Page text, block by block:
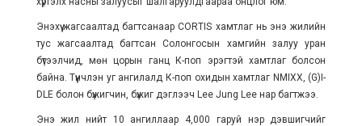
Энэхүү жагсаалтад багтсанаар CORTIS хамтлаг нь энэ жилийн
тус жагсаалтад багтсан Солонгосын хамгийн залуу уран
бүтээлчид, мөн цорын ганц К-поп эрэгтэй хамтлаг болсон
байна. Түүнчлэн уг ангилалд К-поп охидын хамтлаг NMIXX, (G)I-
DLE болон бүжигчин, бүжиг дэглээч Lee Jung Lee нар багтжээ.
Энэ жил нийт 10 ангиллаар 4,000 гаруй нэр дэвшигчийг